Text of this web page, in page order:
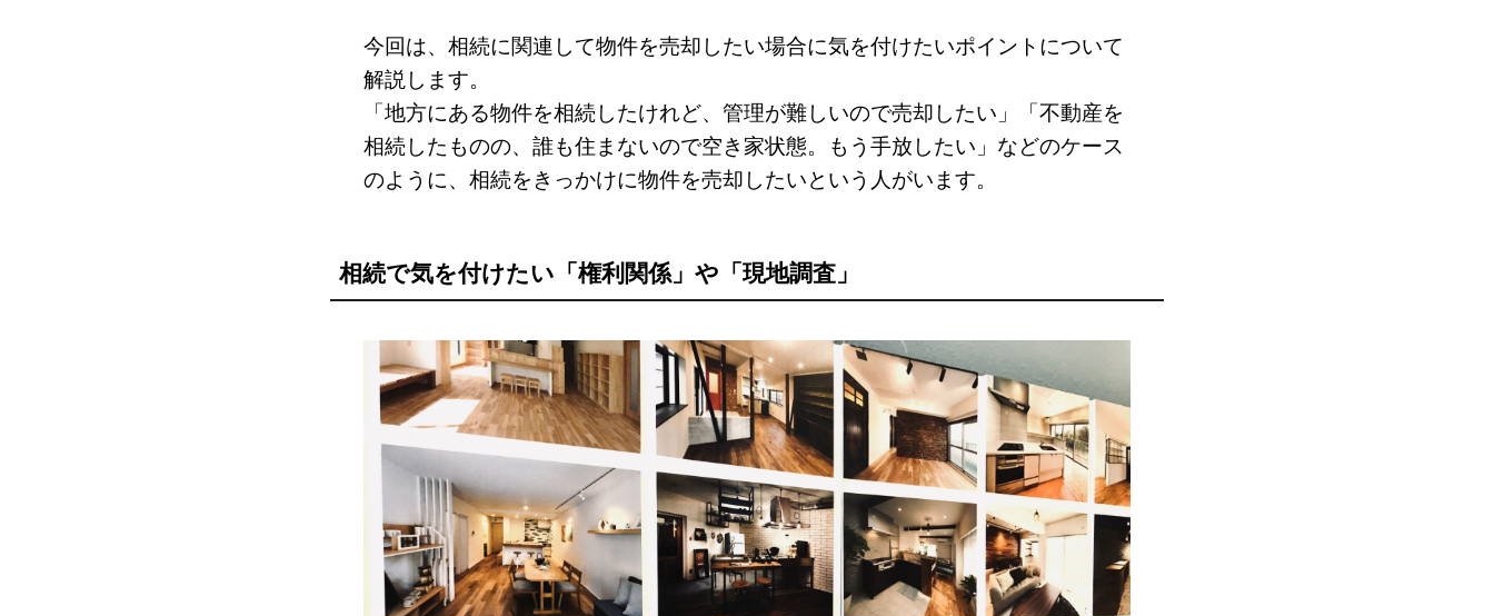
今回は、相続に関連して物件を売却したい場合に気を付けたいポイントについて
解説します。
「地方にある物件を相続したけれど、管理が難しいので売却したい」「不動産を
相続したものの、誰も住まないので空き家状態。もう手放したい」などのケース
のように、相続をきっかけに物件を売却したいという人がいます。
相続で気を付けたい「権利関係」や「現地調査」